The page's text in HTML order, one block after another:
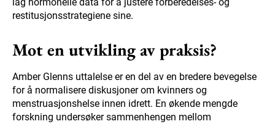
restitusjonsstrategiene sine.
Mot en utvikling av praksis?
Amber Glenns uttalelse er en del av en bredere bevegelse
for å normalisere diskusjoner om kvinners og
menstruasjonshelse innen idrett. En økende mengde
forskning undersøker sammenhengen mellom